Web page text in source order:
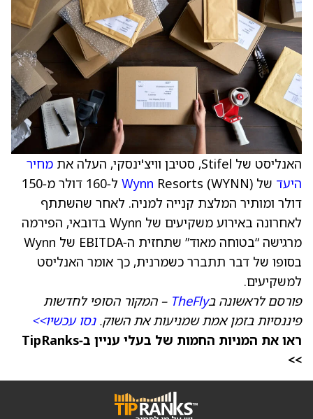
האנליסט של Stifel, סטיבן וויצ'ינסקי, העלה את
מחיר
היעד של Wynn
Resorts (WYNN) ל‑160 דולר מ‑150
דולר ומותיר המלצת קנייה למניה. לאחר שהשתתף
לאחרונה באירוע משקיעים של Wynn בדובאי, הפירמה
מרגישה “בטוחה מאוד” שתחזית ה‑EBITDA של Wynn
בסופו של דבר תתברר כשמרנית, כך אומר האנליסט
למשקיעים.
פורסם לראשונה בTheFly – המקור הסופי לחדשות
פיננסיות בזמן אמת שמניעות את השוק.נסו עכשיו>>
ראו את המניות החמות של בעלי עניין ב‑TipRanks
>>